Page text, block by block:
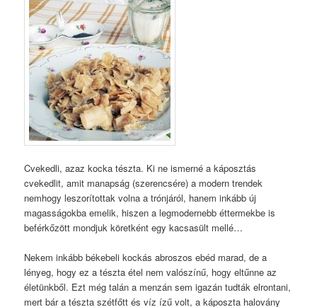
Cvekedli, azaz kocka tészta. Ki ne ismerné a káposztás
cvekedlit, amit manapság (szerencsére) a modern trendek
nemhogy leszorítottak volna a trónjáról, hanem inkább új
magasságokba emelik, hiszen a legmodernebb éttermekbe is
beférkőzött mondjuk köretként egy kacsasült mellé…
Nekem inkább békebeli kockás abroszos ebéd marad, de a
lényeg, hogy ez a tészta étel nem valószínű, hogy eltűnne az
életünkből. Ezt még talán a menzán sem igazán tudták elrontani,
mert bár a tészta szétfőtt és víz ízű volt, a káposzta halovány